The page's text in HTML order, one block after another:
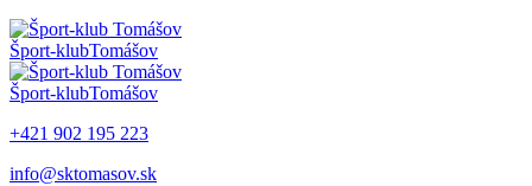
Šport-klubTomášov
Šport-klubTomášov
+421 902 195 223
info@sktomasov.sk